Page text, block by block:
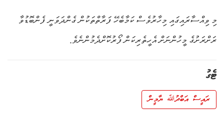
މި ވިއްސާރައިގައި މިހާރުވެސް ކަމާބެހޭ ފަރާތްތަކުން ގެންދަވަނީ ފެންބޮޑުވާ
ރަށްރަށުގެ މީހުންނަށް އެހީތެރިކަން ފޯރުކޮށްދެމުންނެވެ.
ޓެގު
ރައީސް އަބްދުﷲ ޔާމީން